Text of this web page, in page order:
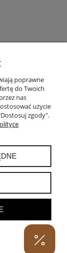
poprawne
do Twoich
nas
użycie
zgody".